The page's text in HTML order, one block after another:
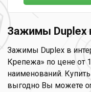
Зажимы Duplex
Зажимы Duplex в
Крепежа» по цене от
наименований.
выгодно Вы можете